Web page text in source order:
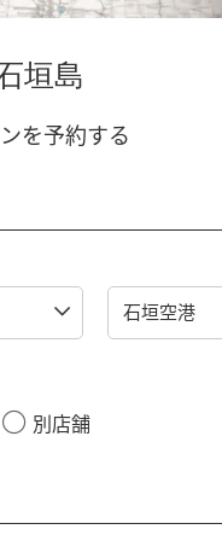
垣島
を予約する
別店舗